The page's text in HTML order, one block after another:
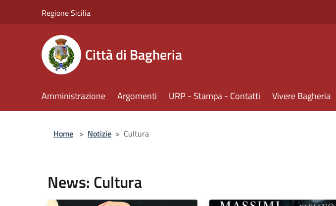
Regione Sicilia
Città di Bagheria
Amministrazione Argomenti URP - Stampa - Contatti Vivere Bagheria
Home > Notizie > Cultura
News: Cultura